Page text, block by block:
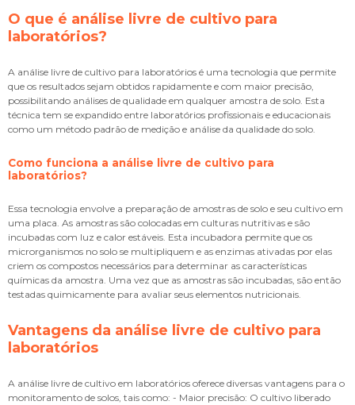
O que é análise livre de cultivo para
laboratórios?
A análise livre de cultivo para laboratórios é uma tecnologia que permite
que os resultados sejam obtidos rapidamente e com maior precisão,
possibilitando análises de qualidade em qualquer amostra de solo. Esta
técnica tem se expandido entre laboratórios profissionais e educacionais
como um método padrão de medição e análise da qualidade do solo.
Como funciona a análise livre de cultivo para
laboratórios?
Essa tecnologia envolve a preparação de amostras de solo e seu cultivo em
uma placa. As amostras são colocadas em culturas nutritivas e são
incubadas com luz e calor estáveis. Esta incubadora permite que os
microrganismos no solo se multipliquem e as enzimas ativadas por elas
criem os compostos necessários para determinar as características
químicas da amostra. Uma vez que as amostras são incubadas, são então
testadas quimicamente para avaliar seus elementos nutricionais.
Vantagens da análise livre de cultivo para
laboratórios
A análise livre de cultivo em laboratórios oferece diversas vantagens para o
monitoramento de solos, tais como: - Maior precisão: O cultivo liberado